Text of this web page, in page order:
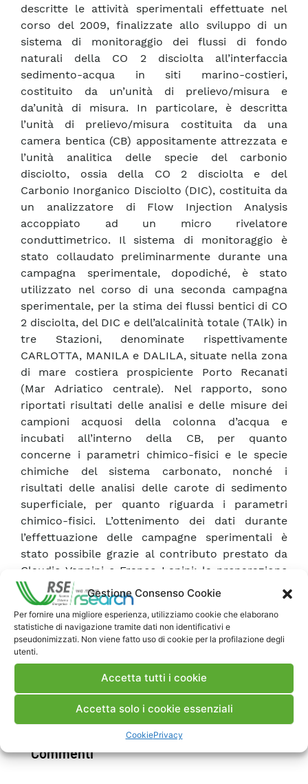
Gestione Consenso Cookie
Per fornire una migliore esperienza, utilizziamo cookie che elaborano
statistiche di navigazione tramite dati non identificativi e
pseudonimizzati. Non viene fatto uso di cookie per la profilazione degli
utenti.
Accetta tutti i cookie
Accetta solo i cookie essenziali
CookiePrivacy
descritte le attività sperimentali effettuate nel
corso del 2009, finalizzate allo sviluppo di un
sistema di monitoraggio dei flussi di fondo
naturali della CO 2 disciolta all’interfaccia
sedimento-acqua in siti marino-costieri,
costituito da un’unità di prelievo/misura e
da’unità di misura. In particolare, è descritta
l’unità di prelievo/misura costituita da una
camera bentica (CB) appositamente attrezzata e
l’unità analitica delle specie del carbonio
disciolto, ossia della CO 2 disciolta e del
Carbonio Inorganico Disciolto (DIC), costituita da
un analizzatore di Flow Injection Analysis
accoppiato ad un micro rivelatore
conduttimetrico. Il sistema di monitoraggio è
stato collaudato preliminarmente durante una
campagna sperimentale, dopodiché, è stato
utilizzato nel corso di una seconda campagna
sperimentale, per la stima dei flussi bentici di CO
2 disciolta, del DIC e dell’alcalinità totale (TAlk) in
tre Stazioni, denominate rispettivamente
CARLOTTA, MANILA e DALILA, situate nella zona
di mare costiera prospiciente Porto Recanati
(Mar Adriatico centrale). Nel rapporto, sono
riportati risultati delle analisi e delle misure dei
campioni acquosi della colonna d’acqua e
incubati all’interno della CB, per quanto
concerne i parametri chimico-fisici e le specie
chimiche del sistema carbonato, nonché i
risultati delle analisi delle carote di sedimento
superficiale, per quanto riguarda i parametri
chimico-fisici. L’ottenimento dei dati durante
l’effettuazione delle campagne sperimentali è
stato possibile grazie al contributo prestato da
Claudio Vannini e Franco Lanini; la preparazione
del materiale e delle attrezzature utilizzate in
campo è stata seguita dal personale del
Laboratorio Chimico e Test Biologici di Piacenza;
infine, l’elaborazione statistica e grafica dei dati è
stata eseguita da Costanza Scacchi, Alberto
Scarica Rapporto
Commenti